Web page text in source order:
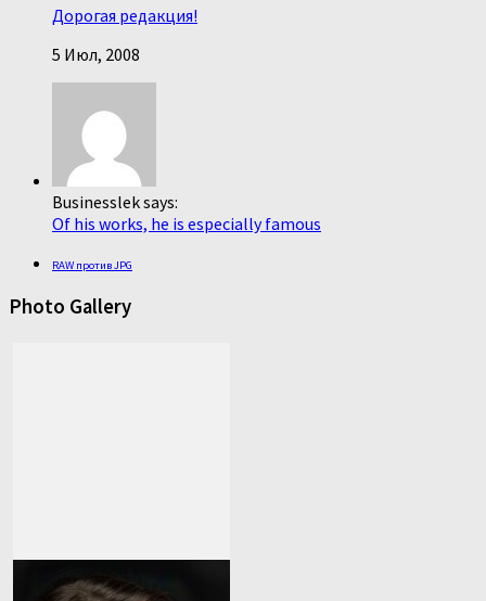
Дорогая редакция!
5 Июл, 2008
Businesslek says:
Of his works, he is especially famous
RAW против JPG
Photo Gallery